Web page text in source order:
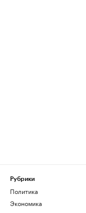
Рубрики
Политика
Экономика